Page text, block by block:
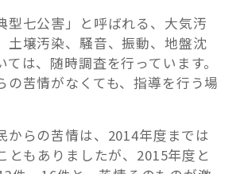
型七公害」と呼ばれる、大気汚
土壌汚染、騒音、振動、地盤沈
は、随時調査を行っています。
の苦情がなくても、指導を行う場
からの苦情は、2014年度までは
ともありましたが、2015年度と